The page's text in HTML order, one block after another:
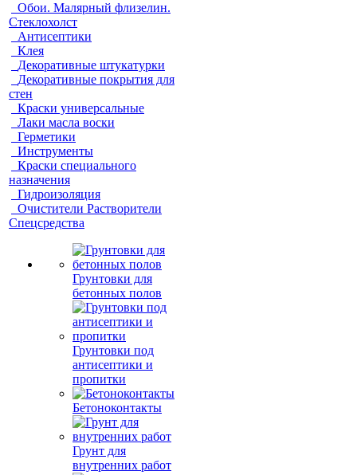
Обои. Малярный флизелин.
Стеклохолст
Антисептики
Клея
Декоративные штукатурки
Декоративные покрытия для
стен
Краски универсальные
Лаки масла воски
Герметики
Инструменты
Краски специального
назначения
Гидроизоляция
Очистители Растворители
Спецсредства
Грунтовки для
бетонных полов
Грунтовки под
антисептики и
пропитки
Бетоноконтакты
Грунт для
внутренних работ